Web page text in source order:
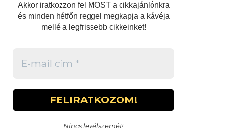
Akkor iratkozzon fel MOST a cikkajánlónkra
és minden hétfőn reggel megkapja a kávéja
mellé a legfrissebb cikkeinket!
Nincs levélszemét!